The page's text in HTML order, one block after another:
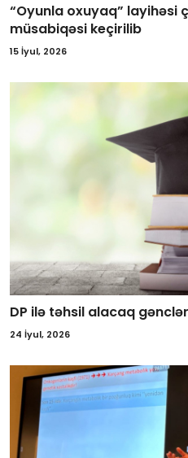
“Oyunla oxuyaq” layihəsi
müsabiqəsi keçirilib
15 İyul, 2026
DP ilə təhsil alacaq
24 İyul, 2026